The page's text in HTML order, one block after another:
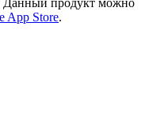
Данный продукт можно
App Store.